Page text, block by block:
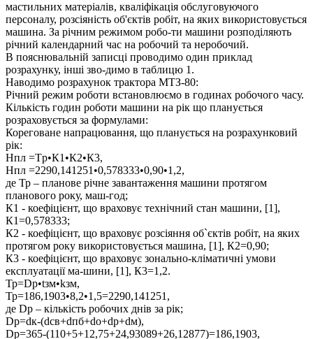
мастильних матеріалів, кваліфікація обслуговуючого
персоналу, розсіяність об'єктів робіт, на яких використовується
машина. За річним режимом робо-ти машини розподіляють
річний календарний час на робочий та неробочий.
В пояснювальній записці проводимо один приклад
розрахунку, інші зво-димо в таблицю 1.
Наводимо розрахунок трактора МТЗ-80:
Річний режим роботи встановлюємо в годинах робочого часу.
Кількість годин роботи машини на рік що планується
розраховується за формулами:
Кореговане напрацювання, що планується на розрахунковий
рік:
Нпл =Tр•К1•К2•К3,
Нпл =2290,141251•0,578333•0,90•1,2,
де Тр – планове річне завантаження машини протягом
планового року, маш-год;
К1 - коефіцієнт, що враховує технічний стан машини, [1],
К1=0,578333;
К2 - коефіцієнт, що враховує розсіяння об`єктів робіт, на яких
протягом року використовується машина, [1], К2=0,90;
К3 - коефіцієнт, що враховує зонально-кліматичні умови
експлуатації ма-шини, [1], К3=1,2.
Тр=Dр•tзм•kзм,
Тр=186,1903•8,2•1,5=2290,141251,
де Dр – кількість робочих днів за рік;
Dр=dк-(dсв+dпб+dо+dр+dм),
Dр=365-(110+5+12,75+24,93089+26,12877)=186,1903,